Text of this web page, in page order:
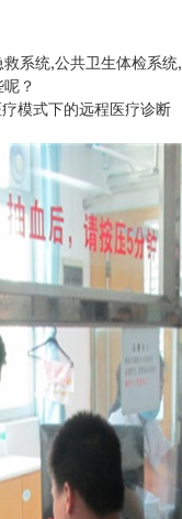
救系统,公共卫生体检系统,
？
模式下的远程医疗诊断